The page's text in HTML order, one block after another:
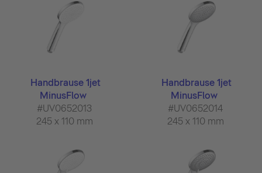
Handbrause 1jet
MinusFlow
#UV0652013
245 x 110 mm
Handbrause 1jet
MinusFlow
#UV0652014
245 x 110 mm